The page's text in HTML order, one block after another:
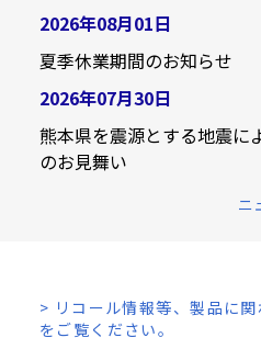
2026年08月01日
夏季休業期間のお知らせ
2026年07月30日
熊本県を震源とする地震に
のお見舞い
ニ
> リコール情報等、製品に
をご覧ください。